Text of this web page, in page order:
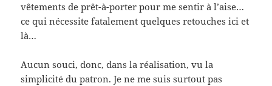
vêtements de prêt-à-porter pour me sentir à l’aise…
ce qui nécessite fatalement quelques retouches ici et
là…
Aucun souci, donc, dans la réalisation, vu la
simplicité du patron. Je ne me suis surtout pas